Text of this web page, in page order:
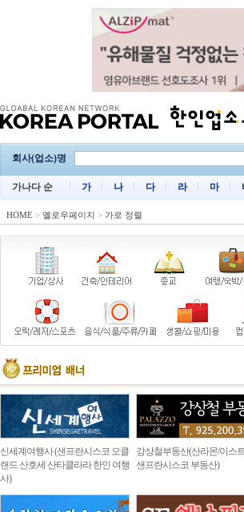
회사(업소)명
가나다 순 가 나 다 라 마
HOME > 옐로우페이지 > 가로 정렬
신세계여행사 (샌프란시스코 오클
랜드 산호세 산타클라라 한인 여행
사)
강상철부동산(산라몬/이스
샌프란시스코 부동산)